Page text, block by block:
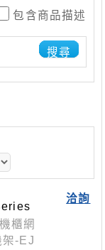
包含商品描述
搜尋
洽詢
櫃網
架-EJ